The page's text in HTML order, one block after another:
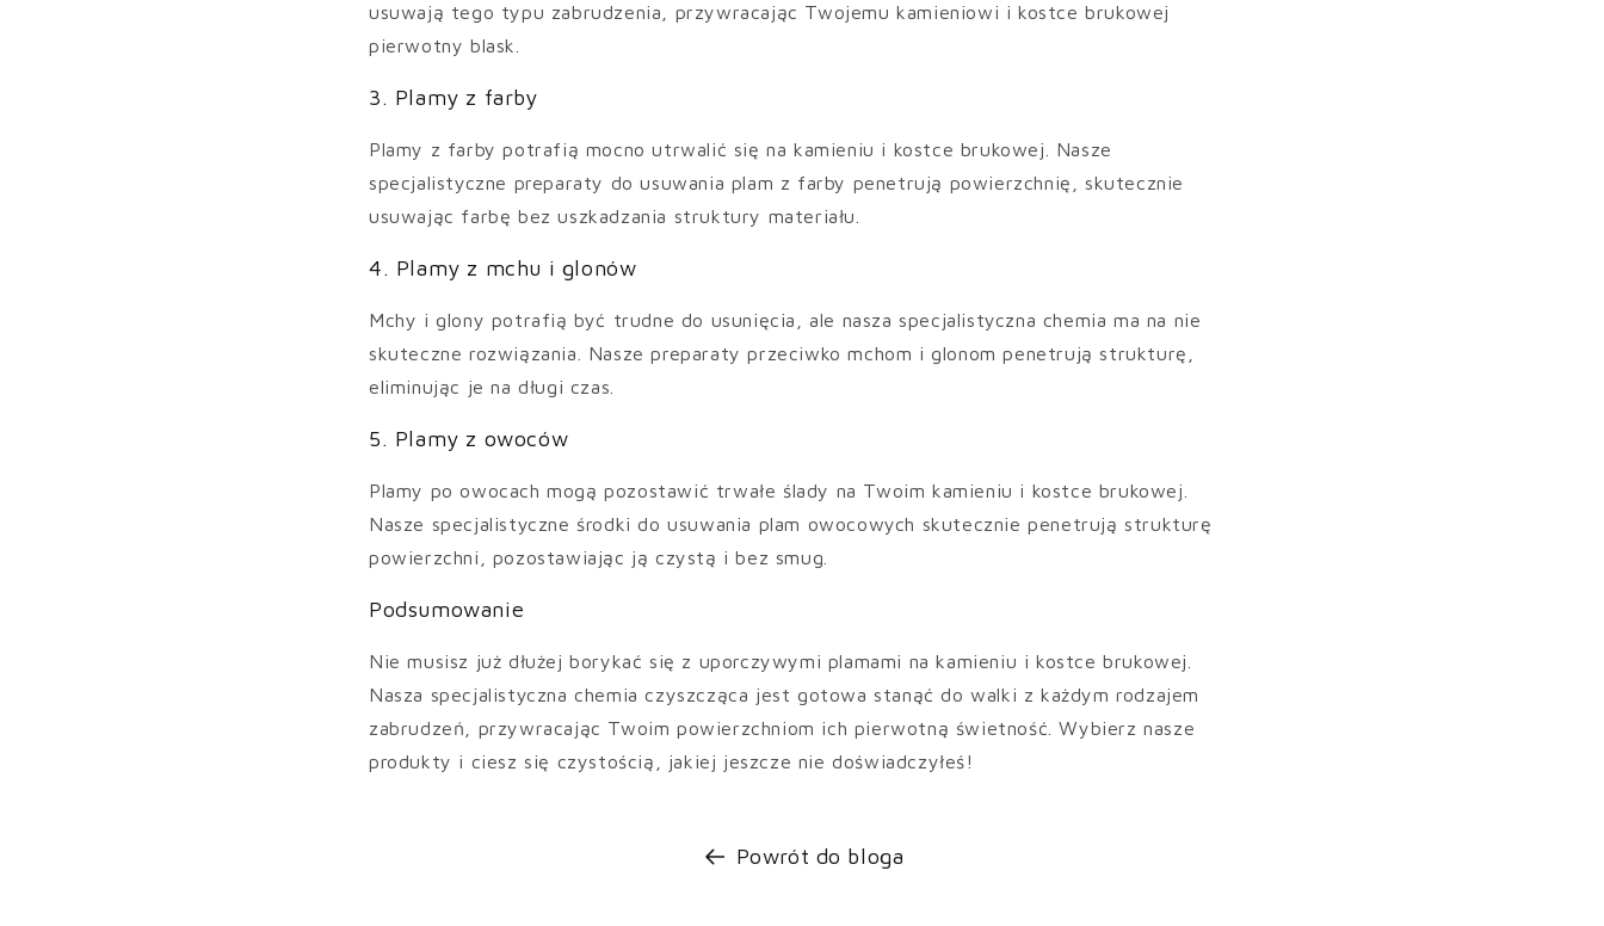
usuwają tego typu zabrudzenia, przywracając Twojemu kamieniowi i kostce brukowej
pierwotny blask.
3. Plamy z farby
Plamy z farby potrafią mocno utrwalić się na kamieniu i kostce brukowej. Nasze
specjalistyczne preparaty do usuwania plam z farby penetrują powierzchnię, skutecznie
usuwając farbę bez uszkadzania struktury materiału.
4. Plamy z mchu i glonów
Mchy i glony potrafią być trudne do usunięcia, ale nasza specjalistyczna chemia ma na nie
skuteczne rozwiązania. Nasze preparaty przeciwko mchom i glonom penetrują strukturę,
eliminując je na długi czas.
5. Plamy z owoców
Plamy po owocach mogą pozostawić trwałe ślady na Twoim kamieniu i kostce brukowej.
Nasze specjalistyczne środki do usuwania plam owocowych skutecznie penetrują strukturę
powierzchni, pozostawiając ją czystą i bez smug.
Podsumowanie
Nie musisz już dłużej borykać się z uporczywymi plamami na kamieniu i kostce brukowej.
Nasza specjalistyczna chemia czyszcząca jest gotowa stanąć do walki z każdym rodzajem
zabrudzeń, przywracając Twoim powierzchniom ich pierwotną świetność. Wybierz nasze
produkty i ciesz się czystością, jakiej jeszcze nie doświadczyłeś!
Powrót do bloga